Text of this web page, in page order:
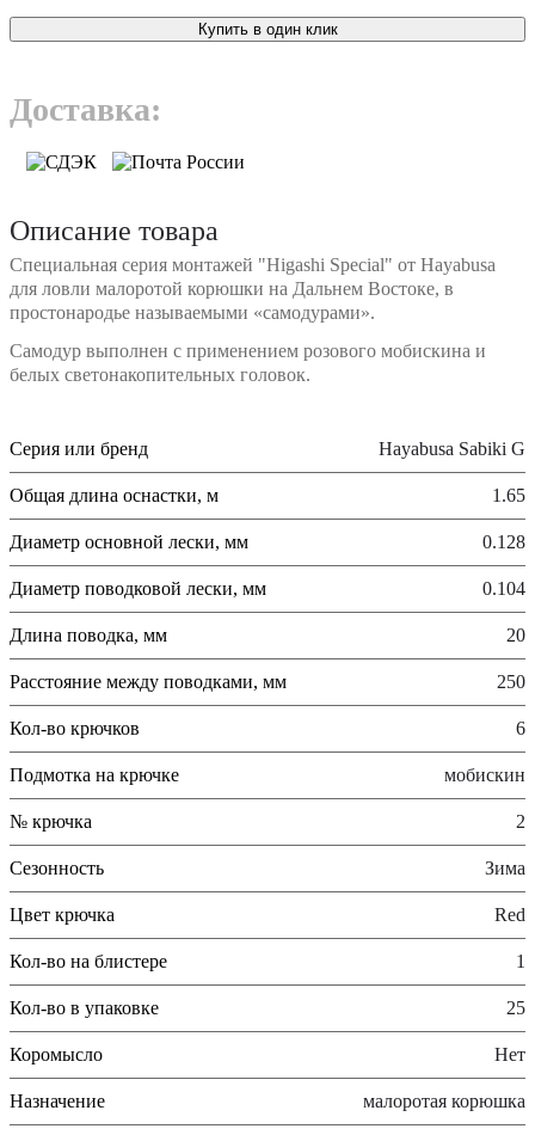
Купить в один клик
Доставка:
Описание товара
Специальная серия монтажей "Higashi Special" от Hayabusa
для ловли малоротой корюшки на Дальнем Востоке, в
простонародье называемыми «самодурами».
Самодур выполнен с применением розового мобискина и
белых светонакопительных головок.
Серия или бренд Hayabusa Sabiki G
Общая длина оснастки, м 1.65
Диаметр основной лески, мм 0.128
Диаметр поводковой лески, мм 0.104
Длина поводка, мм 20
Расстояние между поводками, мм 250
Кол-во крючков 6
Подмотка на крючке мобискин
№ крючка 2
Сезонность Зима
Цвет крючка Red
Кол-во на блистере 1
Кол-во в упаковке 25
Коромысло Нет
Назначение малоротая корюшка